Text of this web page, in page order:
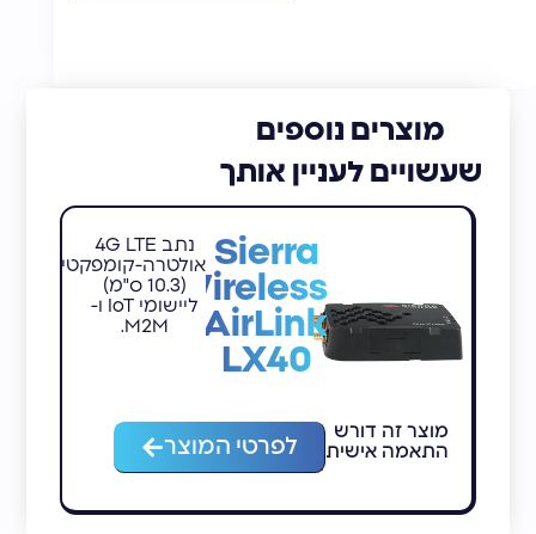
מוצרים נוספים
שעשויים לעניין אותך
Sierra
Wireless
AirLink
LX40
נתב 4G LTE
אולטרה-קומפקטי
(10.3 ס"מ)
ליישומי IoT ו-
M2M.
מוצר זה דורש
התאמה אישית
לפרטי המוצר